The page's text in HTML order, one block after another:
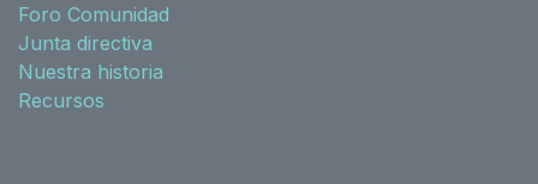
Foro Comunidad
Junta directiva
Nuestra historia
Recursos